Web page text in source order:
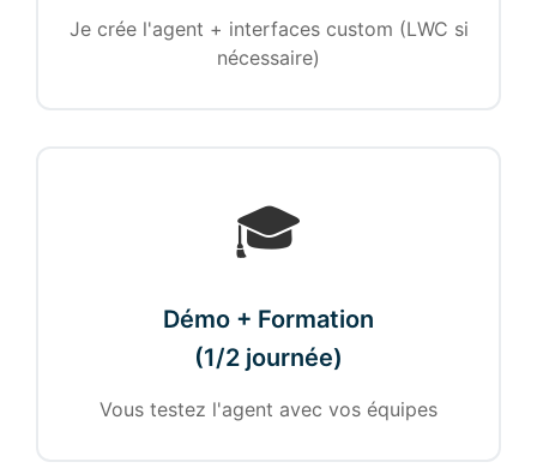
Je crée l'agent + interfaces custom (LWC si
nécessaire)
🎓
Démo + Formation
(1/2 journée)
Vous testez l'agent avec vos équipes